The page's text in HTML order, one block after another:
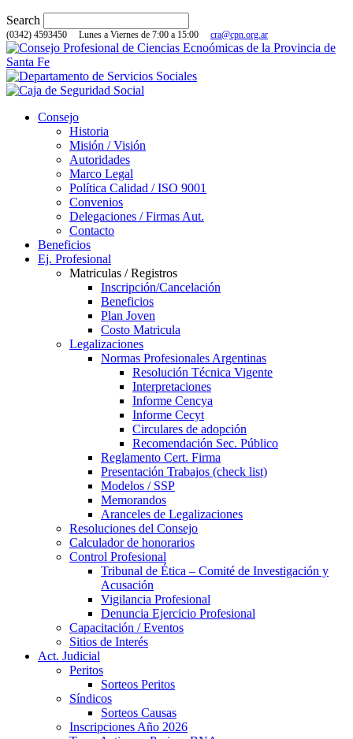
Search
(0342) 4593450 Lunes a Viernes de 7:00 a 15:00 cra@cpn.org.ar
Consejo
Historia
Misión / Visión
Autoridades
Marco Legal
Política Calidad / ISO 9001
Convenios
Delegaciones / Firmas Aut.
Contacto
Beneficios
Ej. Profesional
Matriculas / Registros
Inscripción/Cancelación
Beneficios
Plan Joven
Costo Matricula
Legalizaciones
Normas Profesionales Argentinas
Resolución Técnica Vigente
Interpretaciones
Informe Cencya
Informe Cecyt
Circulares de adopción
Recomendación Sec. Público
Reglamento Cert. Firma
Presentación Trabajos (check list)
Modelos / SSP
Memorandos
Aranceles de Legalizaciones
Resoluciones del Consejo
Calculador de honorarios
Control Profesional
Tribunal de Ética – Comité de Investigación y
Acusación
Vigilancia Profesional
Denuncia Ejercicio Profesional
Capacitación / Eventos
Sitios de Interés
Act. Judicial
Peritos
Sorteos Peritos
Síndicos
Sorteos Causas
Inscripciones Año 2026